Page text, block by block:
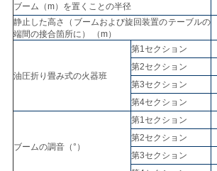
引
用
を
要
ブーム（m）を置くことの半径
静止した高さ（ブームおよび旋回装置のテーブルの
端間の接合箇所に） （m）
油圧折り畳み式の火器班
第1セクション
第2セクション
第3セクション
第4セクション
ブームの調音（°）
第1セクション
第2セクション
第3セクション